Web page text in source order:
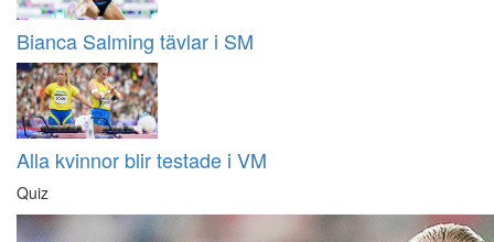
Bianca Salming tävlar i SM
Alla kvinnor blir testade i VM
Quiz